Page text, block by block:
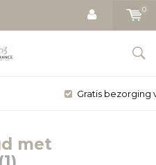
0
vanaf € 50
met